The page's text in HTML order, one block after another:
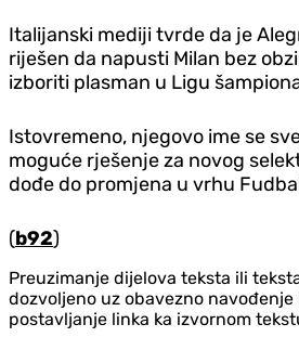
Italijanski mediji tvrde da je
riješen da napusti Milan bez
izboriti plasman u Ligu
Istovremeno, njegovo ime se
moguće rješenje za novog
dođe do promjena u vrhu
(b92)
Preuzimanje dijelova teksta ili
dozvoljeno uz obavezno navođenje
postavljanje linka ka izvornom